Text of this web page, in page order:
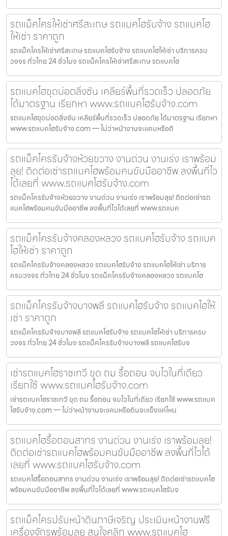
รถแม็คโครให้เช่าศรีสะเกษ รถแบคโฮรับจ้าง รถแบคโฮ
ให้เช่า ราคาถูก
รถแม็คโครให้เช่าศรีสะเกษ รถแบคโฮรับจ้าง รถแบคโฮให้เช่า บริการครบ
วงจร ทั่วไทย 24 ชั่วโมง รถแม็คโครให้เช่าศรีสะเกษ รถแบคโฮ
รถแบคโฮขุดบ่อตลิ่งชัน เคลียร์พื้นที่รวดเร็ว ปลอดภัย
ได้มาตรฐาน เรียกหา www.รถแบคโฮรับจ้าง.com
รถแบคโฮขุดบ่อตลิ่งชัน เคลียร์พื้นที่รวดเร็ว ปลอดภัย ได้มาตรฐาน เรียกหา
www.รถแบคโฮรับจ้าง.com — ไม่ว่าหน้างานจะแคบหรือดิ
รถแม็คโครรับจ้างห้วยขวาง งานด่วน งานเร่ง เราพร้อม
ลุย! ติดต่อเช่ารถแบคโฮพร้อมคนขับมืออาชีพ ลงพื้นที่ไว
ได้เลยที่ www.รถแบคโฮรับจ้าง.com
รถแม็คโครรับจ้างห้วยขวาง งานด่วน งานเร่ง เราพร้อมลุย! ติดต่อเช่ารถ
แบคโฮพร้อมคนขับมืออาชีพ ลงพื้นที่ไวได้เลยที่ www.รถแบค
รถแม็คโครรับจ้างคลองหลวง รถแบคโฮรับจ้าง รถแบค
โฮให้เช่า ราคาถูก
รถแม็คโครรับจ้างคลองหลวง รถแบคโฮรับจ้าง รถแบคโฮให้เช่า บริการ
ครบวงจร ทั่วไทย 24 ชั่วโมง รถแม็คโครรับจ้างคลองหลวง รถแบคโฮ
รถแม็คโครรับจ้างบางพลี รถแบคโฮรับจ้าง รถแบคโฮให้
เช่า ราคาถูก
รถแม็คโครรับจ้างบางพลี รถแบคโฮรับจ้าง รถแบคโฮให้เช่า บริการครบ
วงจร ทั่วไทย 24 ชั่วโมง รถแม็คโครรับจ้างบางพลี รถแบคโฮรับจ
เช่ารถแบคโฮราชเทวี ขุด ถม รื้อถอน จบไวในที่เดียว
เรียกใช้ www.รถแบคโฮรับจ้าง.com
เช่ารถแบคโฮราชเทวี ขุด ถม รื้อถอน จบไวในที่เดียว เรียกใช้ www.รถแบค
โฮรับจ้าง.com — ไม่ว่าหน้างานจะแคบหรือดินจะแข็งแค่ไหน
รถแบคโฮรื้อถอนสาทร งานด่วน งานเร่ง เราพร้อมลุย!
ติดต่อเช่ารถแบคโฮพร้อมคนขับมืออาชีพ ลงพื้นที่ไวได้
เลยที่ www.รถแบคโฮรับจ้าง.com
รถแบคโฮรื้อถอนสาทร งานด่วน งานเร่ง เราพร้อมลุย! ติดต่อเช่ารถแบคโฮ
พร้อมคนขับมืออาชีพ ลงพื้นที่ไวได้เลยที่ www.รถแบคโฮรับจ
รถแม็คโครปรับหน้าดินภาษีเจริญ ประเมินหน้างานฟรี
เครื่องจักรพร้อมลุย สนใจคลิก www.รถแบคโฮ